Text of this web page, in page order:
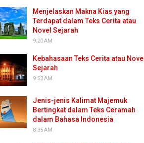
Menjelaskan Makna Kias yang
Terdapat dalam Teks Cerita atau
Novel Sejarah
9:20 AM
Kebahasaan Teks Cerita atau Novel
Sejarah
9:53 AM
Jenis-jenis Kalimat Majemuk
Bertingkat dalam Teks Ceramah
dalam Bahasa Indonesia
8:35 AM